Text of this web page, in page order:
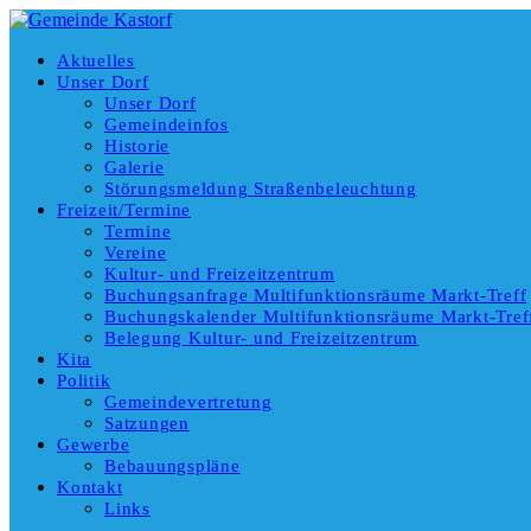
Aktuelles
Unser Dorf
Unser Dorf
Gemeindeinfos
Historie
Galerie
Störungsmeldung Straßenbeleuchtung
Freizeit/Termine
Termine
Vereine
Kultur- und Freizeitzentrum
Buchungsanfrage Multifunktionsräume Markt-Treff
Buchungskalender Multifunktionsräume Markt-
Belegung Kultur- und Freizeitzentrum
Kita
Politik
Gemeindevertretung
Satzungen
Gewerbe
Bebauungspläne
Kontakt
Links